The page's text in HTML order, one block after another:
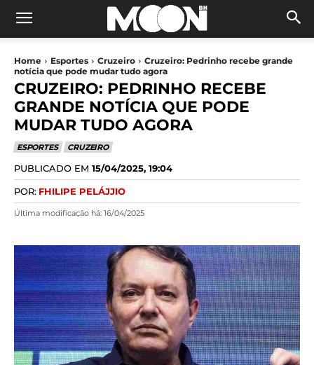
Home Esportes Cruzeiro
Cruzeiro: Pedrinho recebe grande
notícia que pode mudar tudo agora
CRUZEIRO: PEDRINHO RECEBE
GRANDE NOTÍCIA QUE PODE
MUDAR TUDO AGORA
ESPORTES CRUZEIRO
PUBLICADO EM 15/04/2025, 19:04
POR: FHILIPE PELÁJJIO
Última modificação há: 16/04/2025